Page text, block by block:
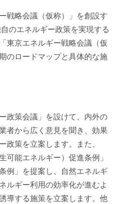
戦略会議（仮称）」を創設す
のエネルギー政策を実現する
東京エネルギー戦略会議（仮
のロードマップと具体的な施
政策会議」を設けて、内外の
者から広く意見を聞き、効果
政策を立案します。また、
可能エネルギー）促進条例」
例」を提案し、自然エネルギ
ルギー利用の効率化が進むよ
導する施策を立案します。他